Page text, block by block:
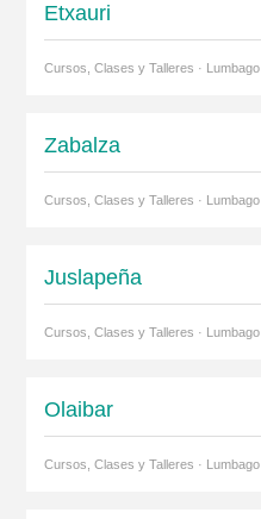
Etxauri
Cursos, Clases y Talleres · Lumbago
Zabalza
Cursos, Clases y Talleres · Lumbago
Juslapeña
Cursos, Clases y Talleres · Lumbago
Olaibar
Cursos, Clases y Talleres · Lumbago